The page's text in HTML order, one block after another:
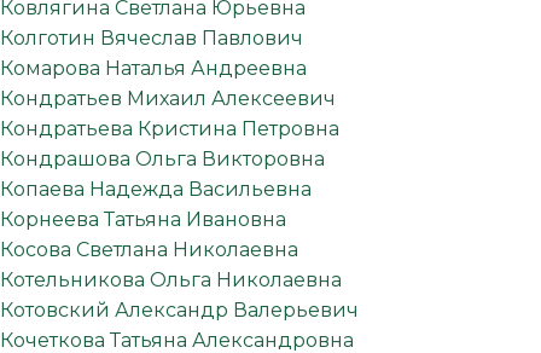
Ковлягина Светлана Юрьевна
Колготин Вячеслав Павлович
Комарова Наталья Андреевна
Кондратьев Михаил Алексеевич
Кондратьева Кристина Петровна
Кондрашова Ольга Викторовна
Копаева Надежда Васильевна
Корнеева Татьяна Ивановна
Косова Светлана Николаевна
Котельникова Ольга Николаевна
Котовский Александр Валерьевич
Кочеткова Татьяна Александровна